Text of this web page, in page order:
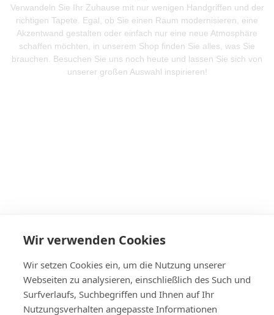
Wir verwenden Cookies
Wir setzen Cookies ein, um die Nutzung unserer
Webseiten zu analysieren, einschließlich des Such und
Surfverlaufs, Suchbegriffen und Ihnen auf Ihr
Nutzungsverhalten angepasste Informationen
Verwandeln Sie Ihr Zuhause mit nur wenigen Handgriffen und der
richtigen Tapete. Egal, ob Sie einen Raum modernisieren, eine
Akzentwand gestalten oder einfach nur eine neue Atmosphäre
schaffen möchten, in unserem Shop finden Sie alles, was Sie
brauchen. Besuchen Sie uns noch heute und lassen Sie sich von
unserer großen Auswahl inspirieren!